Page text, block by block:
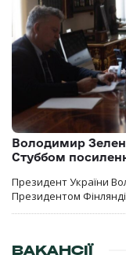
Володимир
Стуббом
Президент України
Президентом
ВАКАНСІЇ